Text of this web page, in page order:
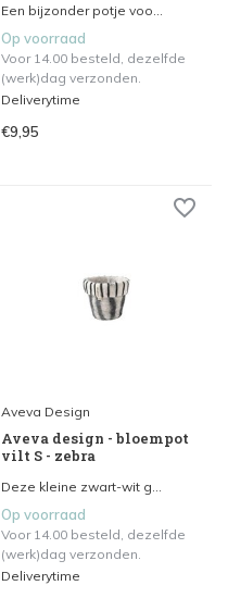
Een bijzonder potje voo...
Op voorraad
Voor 14.00 besteld, dezelfde
(werk)dag verzonden.
Deliverytime
€9,95
Aveva Design
Aveva design - bloempot
vilt S - zebra
Deze kleine zwart-wit g...
Op voorraad
Voor 14.00 besteld, dezelfde
(werk)dag verzonden.
Deliverytime